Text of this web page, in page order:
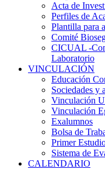
Acta de
Perfiles de
Plantilla para
Comité
CICUAL -
Laboratorio
VINCULACIÓN
Educación
Sociedades y
Vinculación
Vinculación
Exalumnos
Bolsa de
Primer
Sistema de
CALENDARIO